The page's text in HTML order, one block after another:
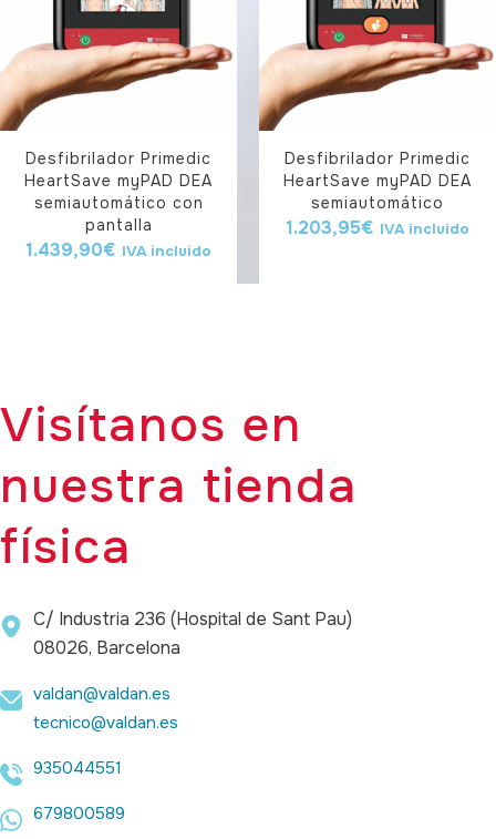
Desfibrilador Primedic
HeartSave myPAD DEA
semiautomático con
pantalla
1.439,90€ IVA incluido
Desfibrilador Primedic
HeartSave myPAD DEA
semiautomático
1.203,95€ IVA incluido
Visítanos en
nuestra tienda
física
C/ Industria 236 (Hospital de Sant Pau)
08026, Barcelona
valdan@valdan.es
tecnico@valdan.es
935044551
679800589